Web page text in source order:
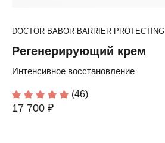
DOCTOR BABOR BARRIER PROTECTING
Регенерирующий крем
Интенсивное восстановление
(46)
17 700 ₽